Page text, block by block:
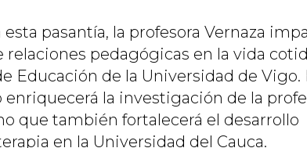
pasantía, la profesora Vernaza
pedagógicas en la vida
Educación de la Universidad de Vigo.
la investigación de la
que también fortalecerá el desarrollo
en la Universidad del Cauca.